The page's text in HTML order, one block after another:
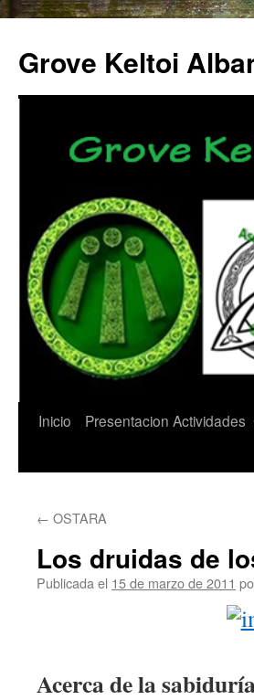
Grove Keltoi
Saltar
Inicio Presentacion Actividades
← OSTARA
Los druidas de
Publicada el 15 de marzo de 2011
Acerca de la